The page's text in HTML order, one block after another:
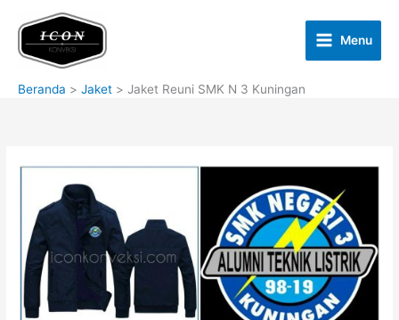
konten
Menu
Beranda Jaket Jaket Reuni SMK N 3 Kuningan